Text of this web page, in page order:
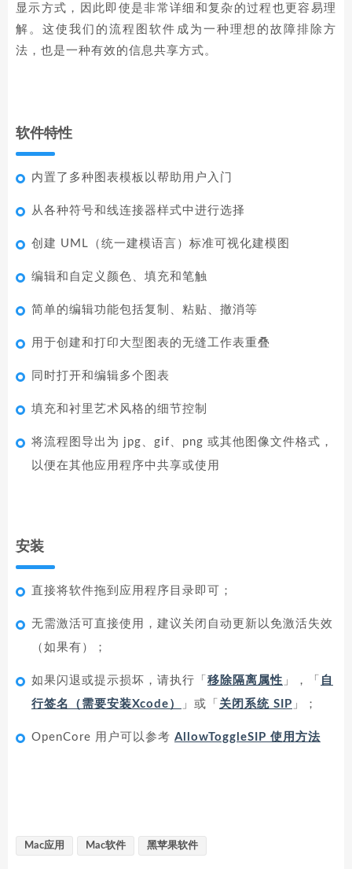
显示方式，因此即使是非常详细和复杂的过程也更容易理
解。这使我们的流程图软件成为一种理想的故障排除方
法，也是一种有效的信息共享方式。
软件特性
内置了多种图表模板以帮助用户入门
从各种符号和线连接器样式中进行选择
创建 UML（统一建模语言）标准可视化建模图
编辑和自定义颜色、填充和笔触
简单的编辑功能包括复制、粘贴、撤消等
用于创建和打印大型图表的无缝工作表重叠
同时打开和编辑多个图表
填充和衬里艺术风格的细节控制
将流程图导出为 jpg、gif、png 或其他图像文件格式，
以便在其他应用程序中共享或使用
安装
直接将软件拖到应用程序目录即可；
无需激活可直接使用，建议关闭自动更新以免激活失效
（如果有）；
如果闪退或提示损坏，请执行「 移除隔离属性 」，「 自
行签名（需要安装Xcode）
」或「 关闭系统 SIP 」；
OpenCore 用户可以参考 AllowToggleSIP 使用方法
Mac应用 Mac软件 黑苹果软件